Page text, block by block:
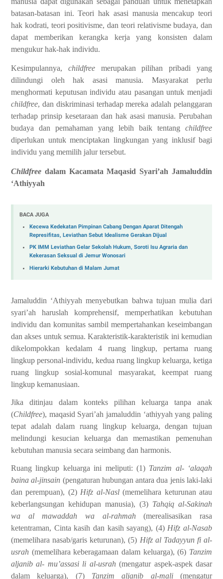
batasan-batasan ini. Teori hak asasi manusia mencakup teori
hak kodrati, teori positivisme, dan teori relativisme budaya, dan
dapat memberikan kerangka kerja yang konsisten dalam
mengukur hak-hak individu.
Kesimpulannya, childfreemerupakan pilihan pribadi yang
dilindungi oleh hak asasi manusia. Masyarakat perlu
menghormati keputusan individu atau pasangan untuk menjadi
childfree, dan diskriminasi terhadap mereka adalah pelanggaran
terhadap prinsip kesetaraan dan hak asasi manusia. Perubahan
budaya dan pemahaman yang lebih baik tentang childfree
diperlukan untuk menciptakan lingkungan yang inklusif bagi
individu yang memilih jalur tersebut.
Childfree dalam Kacamata Maqasid Syari’ah Jamaluddin
‘Athiyyah
BACA JUGA
Kecewa Kedekatan Pimpinan Cabang Dengan Aparat Ditengah
Represifitas, Leviathan Sebut Idealisme Gerakan Dijual
PK IMM Leviathan Gelar Sekolah Hukum, Soroti Isu Agraria dan
Kekerasan Seksual di Jemur Wonosari
Hierarki Kebutuhan di Malam Jumat
Jamaluddin ‘Athiyyah menyebutkan bahwa tujuan mulia dari
syari’ah haruslah komprehensif, memperhatikan kebutuhan
individu dan komunitas sambil mempertahankan keseimbangan
dan akses untuk semua. Karakteristik-karakteristik ini kemudian
dikelompokkan kedalam 4 ruang lingkup, pertama ruang
lingkup personal-individu, kedua ruang lingkup keluarga, ketiga
ruang lingkup sosial-komunal masyarakat, keempat ruang
lingkup kemanusiaan.
Jika ditinjau dalam konteks pilihan keluarga tanpa anak
(Childfree), maqasid Syari’ah jamaluddin ‘athiyyah yang paling
tepat adalah dalam ruang lingkup keluarga, dengan tujuan
melindungi kesucian keluarga dan memastikan pemenuhan
kebutuhan manusia secara seimbang dan harmonis.
Ruang lingkup keluarga ini meliputi: (1) Tanzim al- ‘alaqah
baina al-jinsain (pengaturan hubungan antara dua jenis laki-laki
dan perempuan), (2) Hifz al-Nasl(memelihara keturunan atau
keberlangsungan kehidupan manusia), (3) Tahqiq al-Sakinah
wa al mawaddah wa al-rahmah(merealisasikan rasa
ketentraman, Cinta kasih dan kasih sayang), (4) Hifz al-Nasab
(memelihara nasab/garis keturunan), (5) Hifz al Tadayyun fi al-
usrah (memelihara keberagamaan dalam keluarga), (6) Tanzim
aljanib al- mu’assasi li al-usrah(mengatur aspek-aspek dasar
dalam keluarga), (7) Tanzim aljanib al-mali(mengatur